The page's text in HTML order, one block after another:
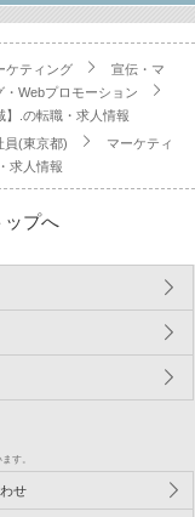
ケティング
宣伝・マ
Webプロモーション
】.の転職・求人情報
員(東京都)
マーケティ
求人情報
ップへ
す。
せ